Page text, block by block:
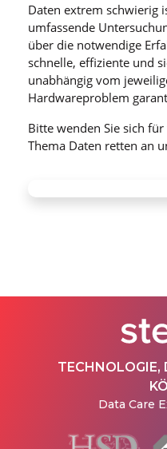
Daten extrem schwierig
umfassende
über die notwendige
schnelle, effiziente und
unabhängig vom
Hardwareproblem
Bitte wenden Sie sich
Thema Daten retten an
TECHNOLOGIE,
Data Care